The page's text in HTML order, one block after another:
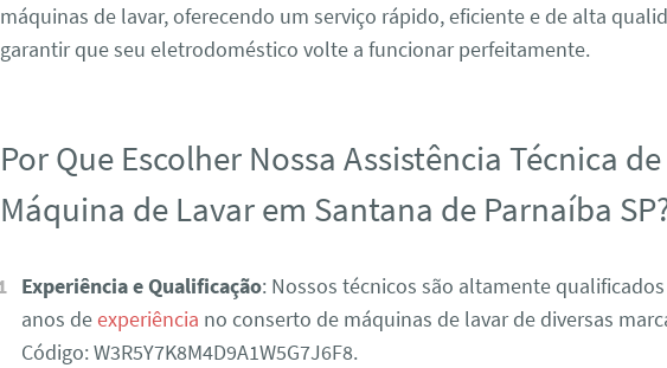
máquinas de lavar, oferecendo um serviço rápido, eficiente e de alta
garantir que seu eletrodoméstico volte a funcionar perfeitamente.
Por Que Escolher Nossa Assistência Técnica de
Máquina de Lavar em Santana de Parnaíba
Experiência e Qualificação: Nossos técnicos são altamente
anos deexperiência no conserto de máquinas de lavar de diversas
Código: W3R5Y7K8M4D9A1W5G7J6F8.